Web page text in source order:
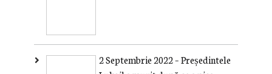
2 Septembrie 2022 – Președintele